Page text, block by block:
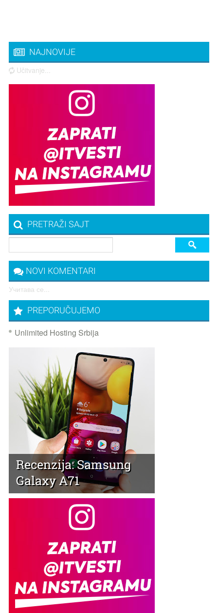
NAJNOVIJE
Učitvanje...
PRETRAŽI SAJT
NOVI KOMENTARI
Учитава се...
PREPORUČUJEMO
Unlimited Hosting Srbija
Recenzija: Samsung
Galaxy A71